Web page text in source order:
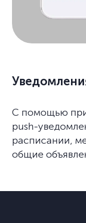
С помощью
push-
расписании,
общие